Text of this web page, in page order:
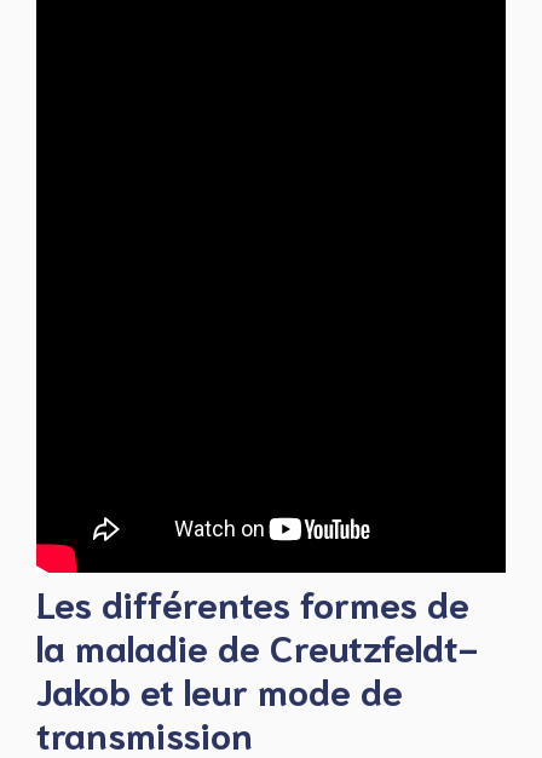
Les différentes formes de
la maladie de Creutzfeldt-
Jakob et leur mode de
transmission